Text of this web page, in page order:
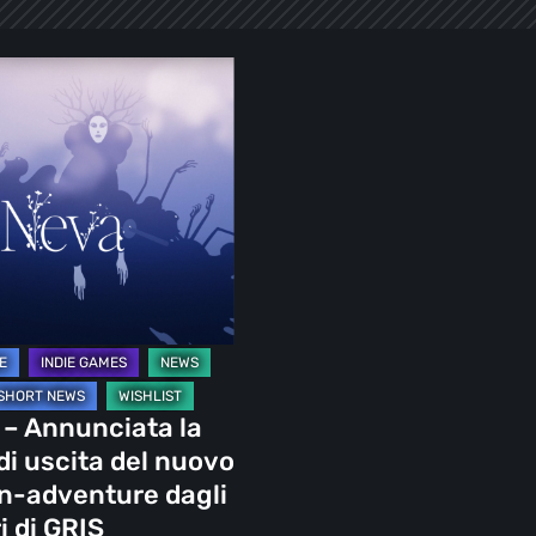
Annunciata la
uscita del nuovo
adventure dagli
di GRIS